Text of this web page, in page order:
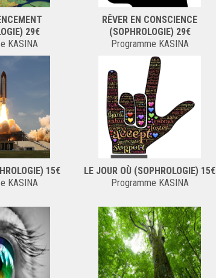
29€
KASINA
RÊVER EN CONSCIENCE
(SOPHROLOGIE) 29€
Programme KASINA
15€
KASINA
LE JOUR OÙ (SOPHROLOGIE) 15€
Programme KASINA